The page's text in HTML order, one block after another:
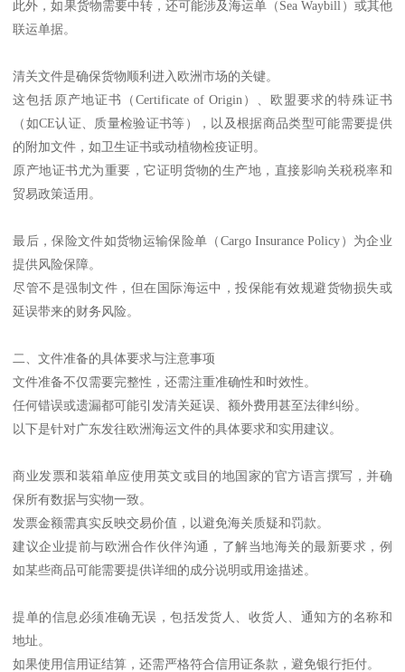
此外，如果货物需要中转，还可能涉及海运单（Sea Waybill）或其他
联运单据。
清关文件是确保货物顺利进入欧洲市场的关键。
这包括原产地证书（Certificate of Origin）、欧盟要求的特殊证书
（如CE认证、质量检验证书等），以及根据商品类型可能需要提供
的附加文件，如卫生证书或动植物检疫证明。
原产地证书尤为重要，它证明货物的生产地，直接影响关税税率和
贸易政策适用。
最后，保险文件如货物运输保险单（Cargo Insurance Policy）为企业
提供风险保障。
尽管不是强制文件，但在国际海运中，投保能有效规避货物损失或
延误带来的财务风险。
二、文件准备的具体要求与注意事项
文件准备不仅需要完整性，还需注重准确性和时效性。
任何错误或遗漏都可能引发清关延误、额外费用甚至法律纠纷。
以下是针对广东发往欧洲海运文件的具体要求和实用建议。
商业发票和装箱单应使用英文或目的地国家的官方语言撰写，并确
保所有数据与实物一致。
发票金额需真实反映交易价值，以避免海关质疑和罚款。
建议企业提前与欧洲合作伙伴沟通，了解当地海关的最新要求，例
如某些商品可能需要提供详细的成分说明或用途描述。
提单的信息必须准确无误，包括发货人、收货人、通知方的名称和
地址。
如果使用信用证结算，还需严格符合信用证条款，避免银行拒付。